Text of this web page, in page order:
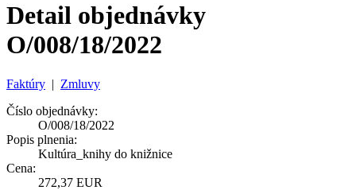
Detail objednávky
O/008/18/2022
Faktúry | Zmluvy
Číslo objednávky:
O/008/18/2022
Popis plnenia:
Kultúra_knihy do knižnice
Cena:
272,37 EUR